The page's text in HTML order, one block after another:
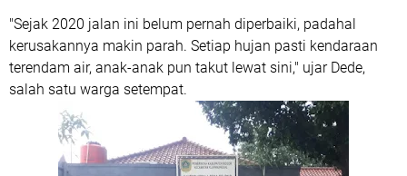
"Sejak 2020 jalan ini belum pernah diperbaiki, padahal
kerusakannya makin parah. Setiap hujan pasti kendaraan
terendam air, anak-anak pun takut lewat sini," ujar Dede,
salah satu warga setempat.